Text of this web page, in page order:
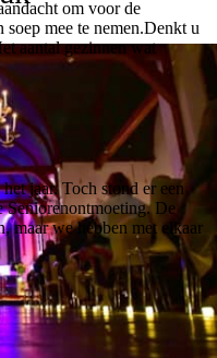
om voor de
mee te nemen.Denkt u
aantal gezinnen wat
jaar. Toch stond er een
Seniorenontmoeting. De
maar we hebben met elkaar